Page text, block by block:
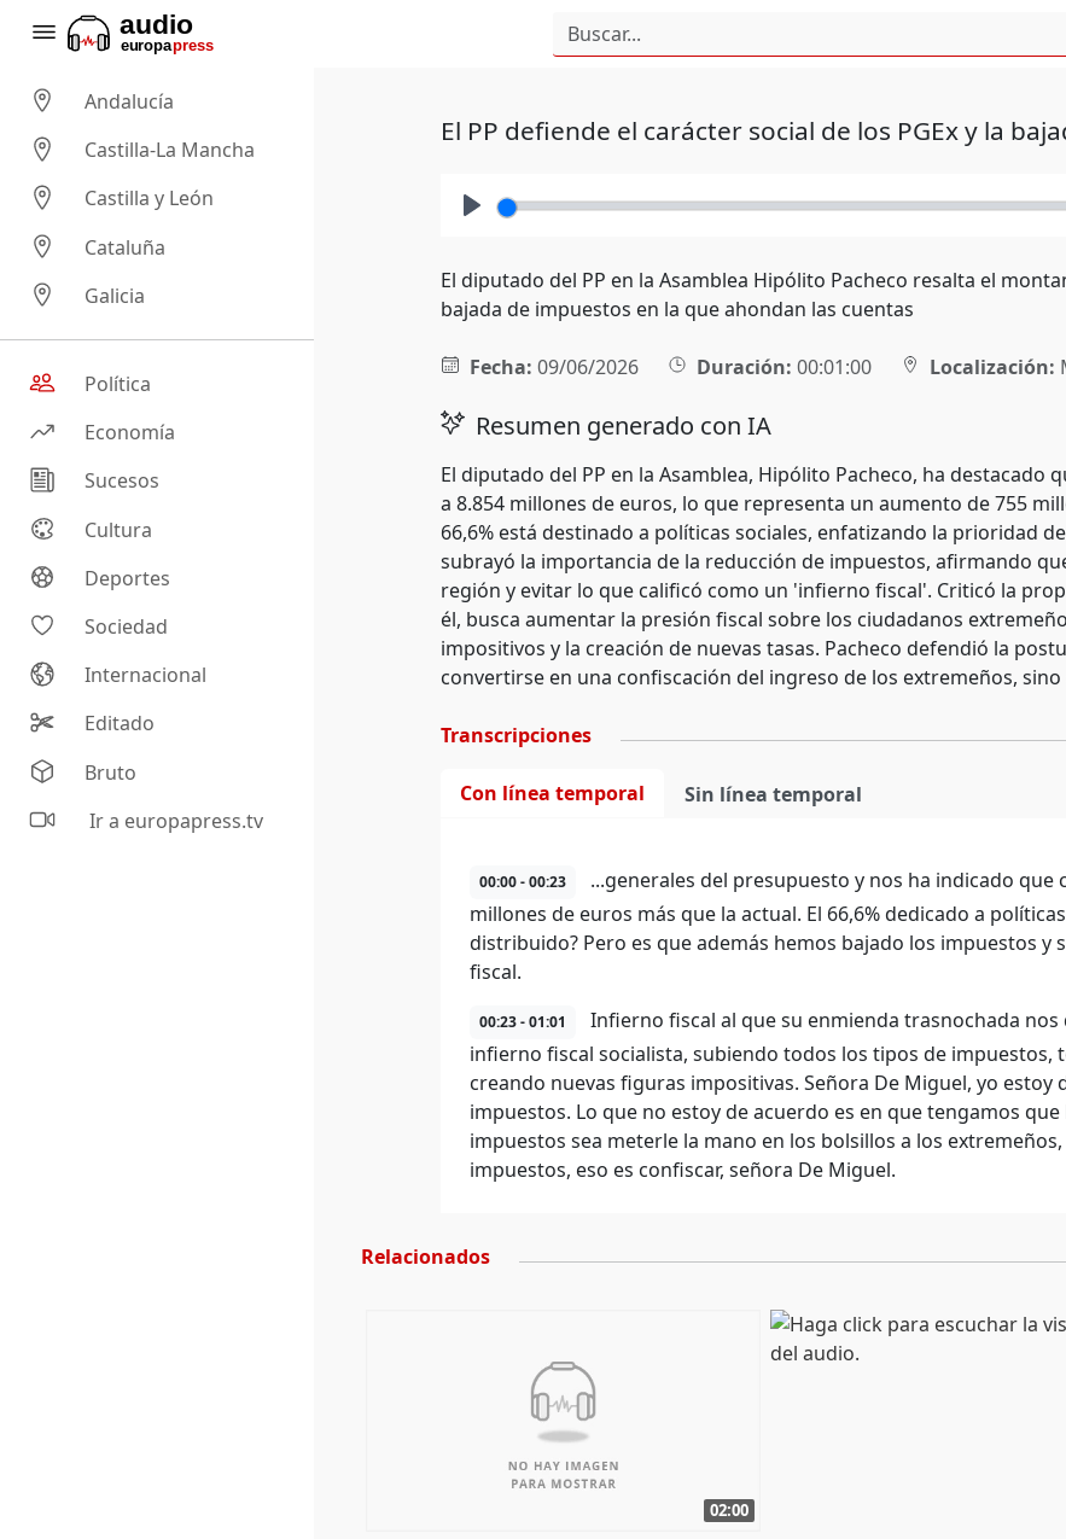
Andalucía
Castilla-La Mancha
Castilla y León
Cataluña
Galicia
Política
Economía
Sucesos
Cultura
Deportes
Sociedad
Internacional
Editado
Bruto
Ir a europapress.tv
El PP defiende el carácter social de los PGEx y la
El diputado del PP en la Asamblea Hipólito Pacheco resalta el
bajada de impuestos en la que ahondan las cuentas
Fecha: 09/06/2026 Duración: 00:01:00 Localización:
Resumen generado con IA
El diputado del PP en la Asamblea, Hipólito Pacheco, ha destacado
a 8.854 millones de euros, lo que representa un aumento de 755
66,6% está destinado a políticas sociales, enfatizando la prioridad
subrayó la importancia de la reducción de impuestos, afirmando
región y evitar lo que calificó como un 'infierno fiscal'. Criticó la
él, busca aumentar la presión fiscal sobre los ciudadanos
impositivos y la creación de nuevas tasas. Pacheco defendió la
convertirse en una confiscación del ingreso de los extremeños,
Transcripciones
Con línea temporal Sin línea temporal
00:00 - 00:23
...generales del presupuesto y nos ha indicado que
millones de euros más que la actual. El 66,6% dedicado a
distribuido? Pero es que además hemos bajado los impuestos
fiscal.
00:23 - 01:01
Infierno fiscal al que su enmienda trasnochada
infierno fiscal socialista, subiendo todos los tipos de impuestos,
creando nuevas figuras impositivas. Señora De Miguel, yo
impuestos. Lo que no estoy de acuerdo es en que tengamos
impuestos sea meterle la mano en los bolsillos a los
impuestos, eso es confiscar, señora De Miguel.
Relacionados
02:00